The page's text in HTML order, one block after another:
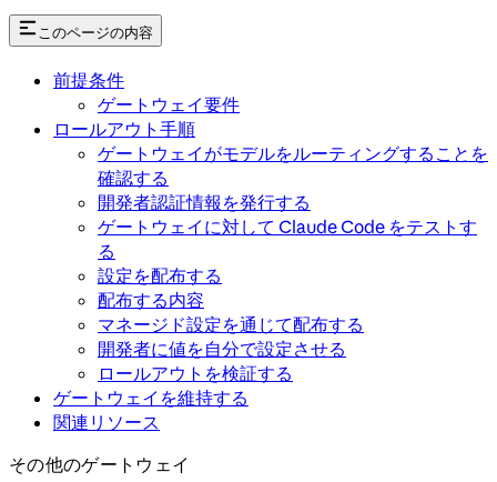
このページの内容
前提条件
ゲートウェイ要件
ロールアウト手順
ゲートウェイがモデルをルーティングすることを
確認する
開発者認証情報を発行する
ゲートウェイに対して Claude Code をテストす
る
設定を配布する
配布する内容
マネージド設定を通じて配布する
開発者に値を自分で設定させる
ロールアウトを検証する
ゲートウェイを維持する
関連リソース
その他のゲートウェイ